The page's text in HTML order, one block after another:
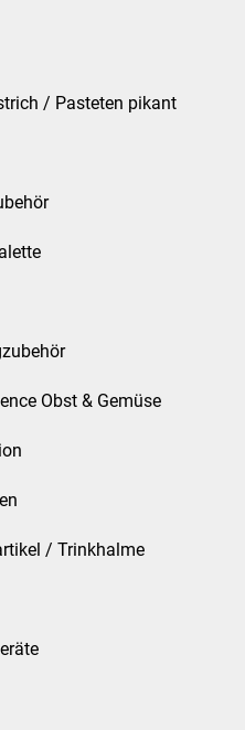
Obst & Gemüse
trocken
/ Pasteten pikant
Obst & Gemüse
/ Trinkhalme